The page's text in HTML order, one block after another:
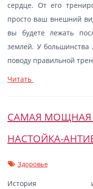
сердце. От его
просто ваш внешний
вы будете лежать
землей. У
поводу правильной
Читать
САМАЯ МОЩНАЯ
НАСТОЙКА-
Здоровье
История